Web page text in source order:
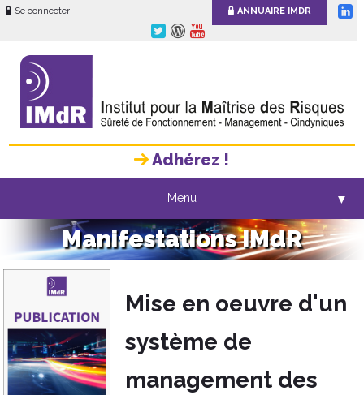
Se connecter ANNUAIRE IMDR
Adhérez !
Menu ▼
Manifestations IMdR
Mise en oeuvre d'un
système de
management des